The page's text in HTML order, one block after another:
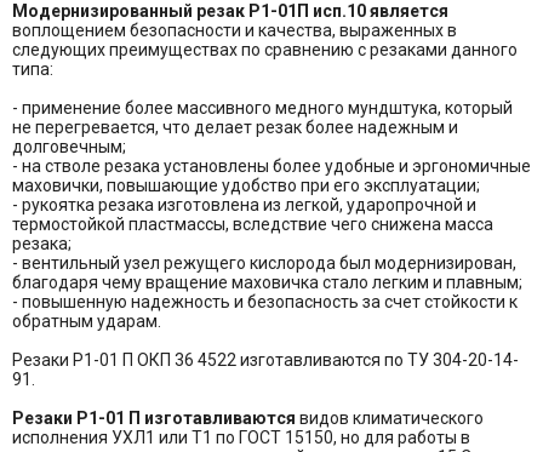
Модернизированный резак Р1-01П исп.10 является
воплощением безопасности и качества, выраженных в
следующих преимуществах по сравнению с резаками данного
типа:
- применение более массивного медного мундштука, который
не перегревается, что делает резак более надежным и
долговечным;
- на стволе резака установлены более удобные и эргономичные
маховички, повышающие удобство при его эксплуатации;
- рукоятка резака изготовлена из легкой, ударопрочной и
термостойкой пластмассы, вследствие чего снижена масса
резака;
- вентильный узел режущего кислорода был модернизирован,
благодаря чему вращение маховичка стало легким и плавным;
- повышенную надежность и безопасность за счет стойкости к
обратным ударам.
Резаки Р1-01 П ОКП 36 4522 изготавливаются по ТУ 304-20-14-
91.
Резаки Р1-01 П изготавливаются видов климатического
исполнения УХЛ1 или Т1 по ГОСТ 15150, но для работы в